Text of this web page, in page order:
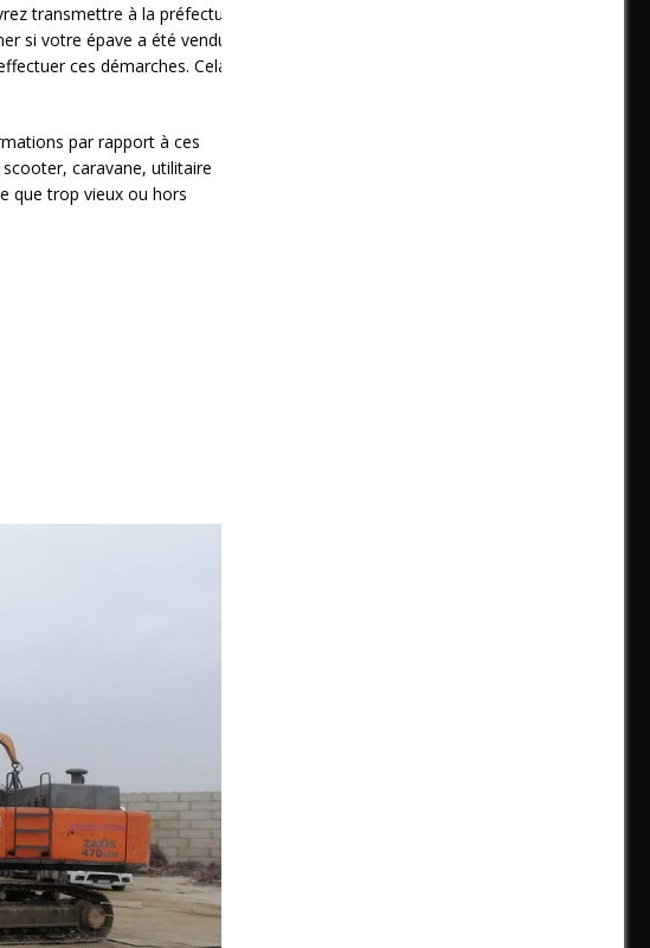
transmettre à la préfecture
si votre épave a été vendue
ces démarches. Cela
par rapport à ces
caravane, utilitaire
que trop vieux ou hors